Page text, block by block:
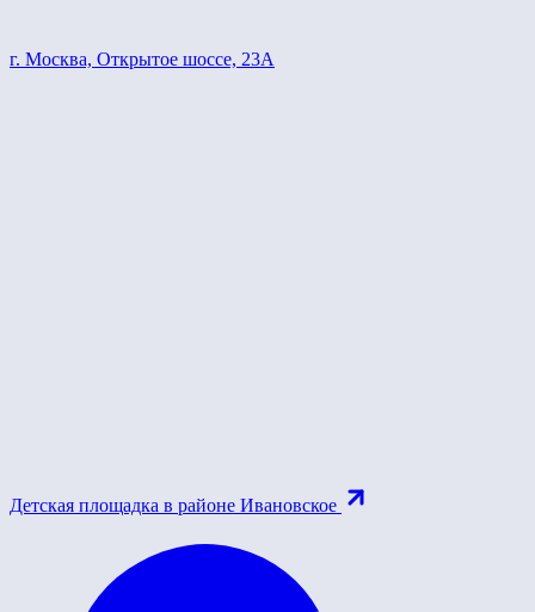
г. Москва, Открытое шоссе, 23А
Детская площадка в районе Ивановское